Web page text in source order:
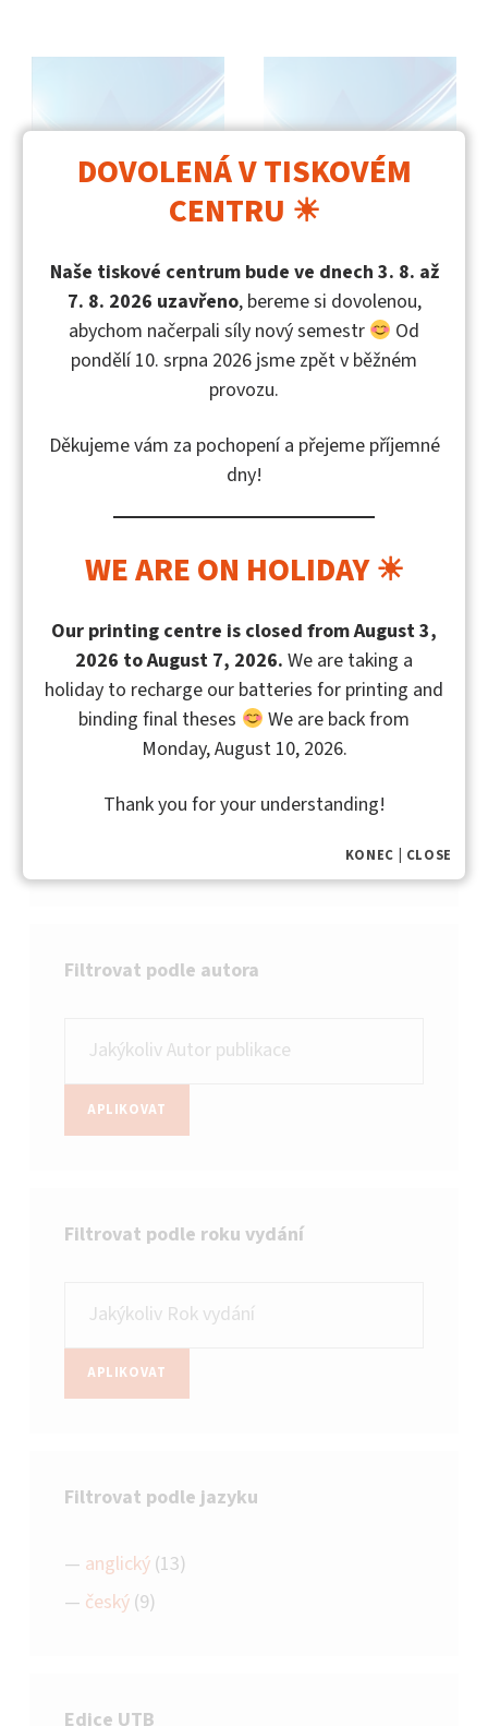
DOKBAT 2023 DOKBAT 2024
Autor publikace:
DALŠÍ STRANA
»
HLEDAT
Filtrovat podle autora
APLIKOVAT
Filtrovat podle roku vydání
APLIKOVAT
Filtrovat podle jazyku
anglický (13)
český (9)
Edice UTB
KONEC | CLOSE
DOVOLENÁ V TISKOVÉM
CENTRU ☀
Naše tiskové centrum bude ve dnech 3. 8. až
7. 8. 2026 uzavřeno, bereme si dovolenou,
abychom načerpali síly nový semestr
Od
pondělí 10. srpna 2026 jsme zpět v běžném
provozu.
Děkujeme vám za pochopení a přejeme příjemné
dny!
WE ARE ON HOLIDAY ☀
Our printing centre is closed from August 3,
2026 to August 7, 2026. We are taking a
holiday to recharge our batteries for printing and
binding final theses
We are back from
Monday, August 10, 2026.
Thank you for your understanding!